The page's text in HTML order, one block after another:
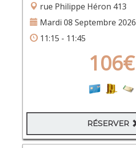
rue Philippe Héron 413
Mardi 08 Septembre 2026
11:15 - 11:45
106€
RÉSERVER